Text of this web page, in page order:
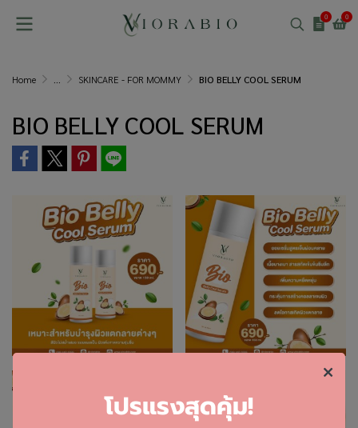
0 0
Home SKINCARE - FOR MOMMY BIO BELLY COOL SERUM
BIO BELLY COOL SERUM
โปรแรงสุดคุ้ม!